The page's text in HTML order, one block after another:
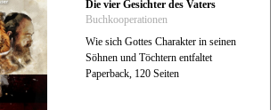
Die vier Gesichter des Vaters
Buchkooperationen
Wie sich Gottes Charakter in seinen
Söhnen und Töchtern entfaltet
Paperback, 120 Seiten